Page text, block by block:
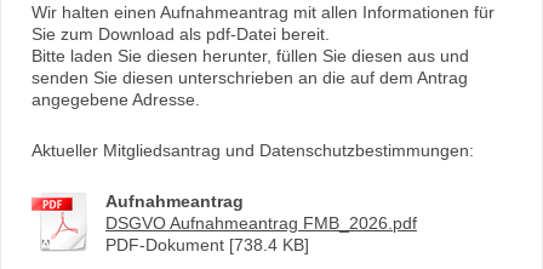
Wir halten einen Aufnahmeantrag mit allen Informationen für
Sie zum Download als pdf-Datei bereit.
Bitte laden Sie diesen herunter, füllen Sie diesen aus und
senden Sie diesen unterschrieben an die auf dem Antrag
angegebene Adresse.
Aktueller Mitgliedsantrag und Datenschutzbestimmungen:
Aufnahmeantrag
DSGVO Aufnahmeantrag FMB_2026.pdf
PDF-Dokument [738.4 KB]